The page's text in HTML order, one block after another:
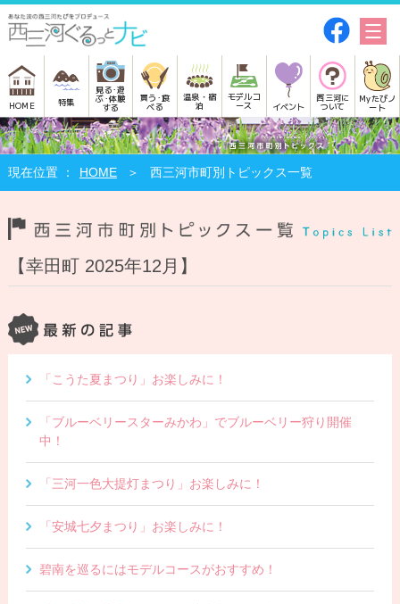
HOME 特集
見る･遊
ぶ･体験
する
買う･食
べる
温泉・宿
泊
モデルコ
ース イベント
西三河に
ついて
Myたびノ
ート
HOME 西三河市町別トピックス一覧
【幸田町 2025年12月】
「こうた夏まつり」お楽しみに！
「ブルーベリースターみかわ」でブルーベリー狩り開催
中！
「三河一色大提灯まつり」お楽しみに！
「安城七夕まつり」お楽しみに！
碧南を巡るにはモデルコースがおすすめ！